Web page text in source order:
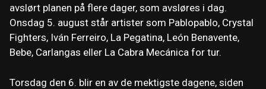
avslørt planen på flere dager, som avsløres i dag.
Onsdag 5. august står artister som Pablopablo, Crystal
Fighters, Iván Ferreiro, La Pegatina, León Benavente,
Bebe, Carlangas eller La Cabra Mecánica for tur.
Torsdag den 6. blir en av de mektigste dagene, siden